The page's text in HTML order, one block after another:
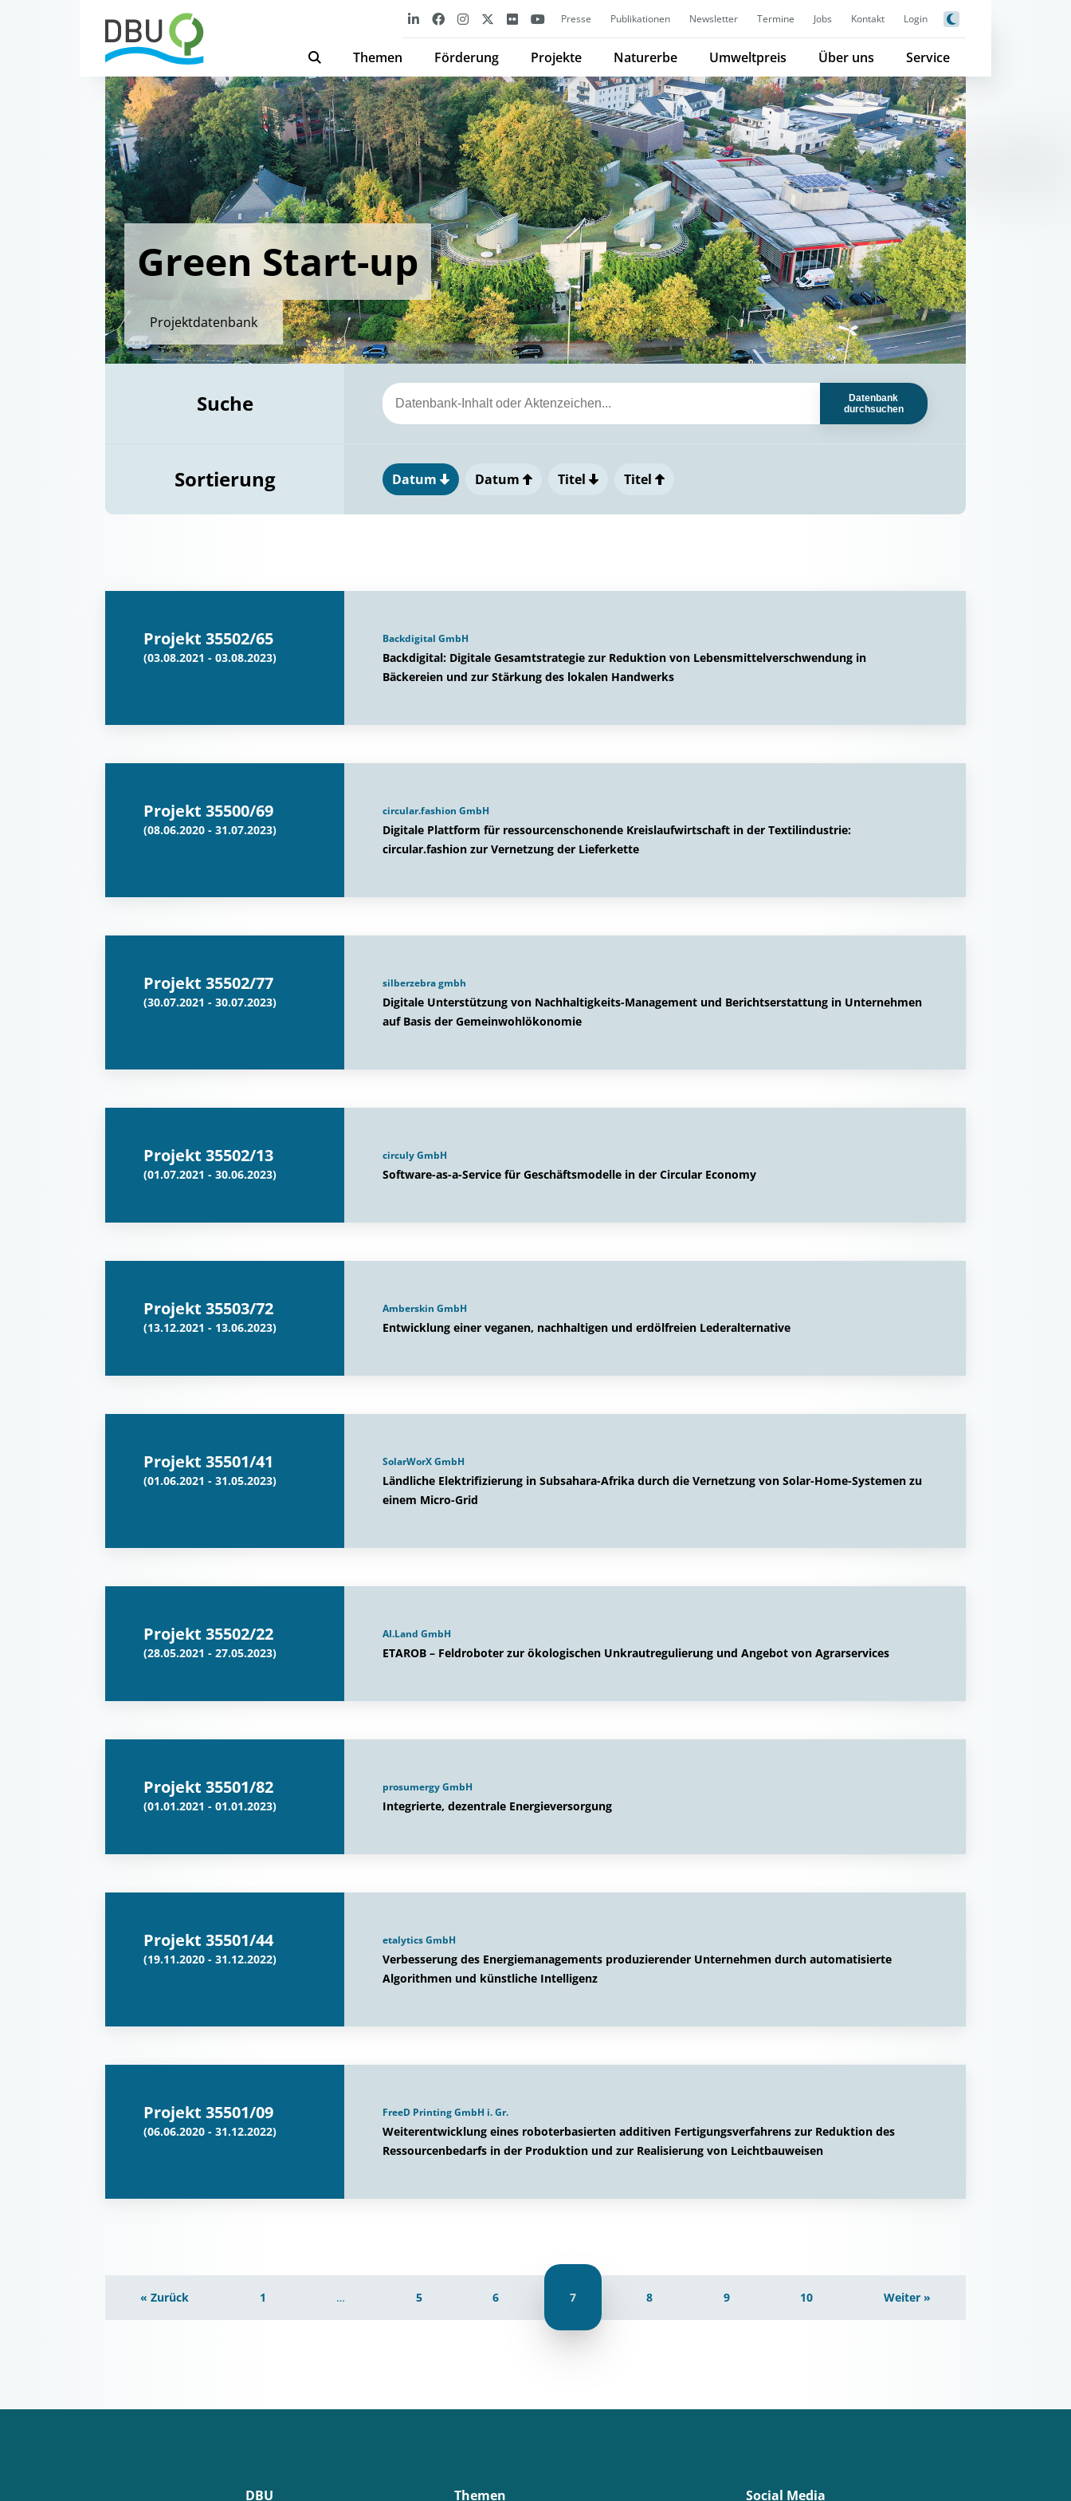
Presse Publikationen Newsletter Termine Jobs Kontakt Login
Themen Förderung Projekte Naturerbe Umweltpreis Über uns Service
Green Start-up
Projektdatenbank
Suche
Datenbank
durchsuchen
Sortierung Datum Datum Titel Titel
Projekt 35502/65
(03.08.2021 - 03.08.2023)
Backdigital GmbH
Backdigital: Digitale Gesamtstrategie zur Reduktion von Lebensmittelverschwendung in
Bäckereien und zur Stärkung des lokalen Handwerks
Projekt 35500/69
(08.06.2020 - 31.07.2023)
circular.fashion GmbH
Digitale Plattform für ressourcenschonende Kreislaufwirtschaft in der Textilindustrie:
circular.fashion zur Vernetzung der Lieferkette
Projekt 35502/77
(30.07.2021 - 30.07.2023)
silberzebra gmbh
Digitale Unterstützung von Nachhaltigkeits-Management und Berichtserstattung in Unternehmen
auf Basis der Gemeinwohlökonomie
Projekt 35502/13
(01.07.2021 - 30.06.2023)
circuly GmbH
Software-as-a-Service für Geschäftsmodelle in der Circular Economy
Projekt 35503/72
(13.12.2021 - 13.06.2023)
Amberskin GmbH
Entwicklung einer veganen, nachhaltigen und erdölfreien Lederalternative
Projekt 35501/41
(01.06.2021 - 31.05.2023)
SolarWorX GmbH
Ländliche Elektrifizierung in Subsahara-Afrika durch die Vernetzung von Solar-Home-Systemen zu
einem Micro-Grid
Projekt 35502/22
(28.05.2021 - 27.05.2023)
AI.Land GmbH
ETAROB – Feldroboter zur ökologischen Unkrautregulierung und Angebot von Agrarservices
Projekt 35501/82
(01.01.2021 - 01.01.2023)
prosumergy GmbH
Integrierte, dezentrale Energieversorgung
Projekt 35501/44
(19.11.2020 - 31.12.2022)
etalytics GmbH
Verbesserung des Energiemanagements produzierender Unternehmen durch automatisierte
Algorithmen und künstliche Intelligenz
Projekt 35501/09
(06.06.2020 - 31.12.2022)
FreeD Printing GmbH i. Gr.
Weiterentwicklung eines roboterbasierten additiven Fertigungsverfahrens zur Reduktion des
Ressourcenbedarfs in der Produktion und zur Realisierung von Leichtbauweisen
« Zurück 1 … 5 6 7 8 9 10 Weiter »
DBU Themen Social Media